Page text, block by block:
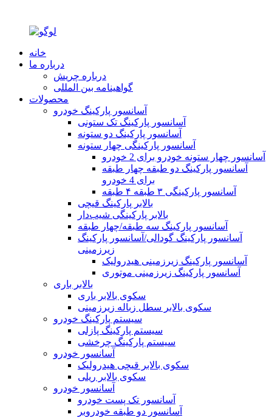
خانه
درباره ما
درباره چریش
گواهینامه بین المللی
محصولات
آسانسور پارکینگ خودرو
آسانسور پارکینگ تک ستونی
آسانسور پارکینگ دو ستونه
آسانسور پارکینگی چهار ستونه
آسانسور چهار ستونه خودرو برای 2 خودرو
آسانسور پارکینگ دو طبقه چهار طبقه
برای 4 خودرو
آسانسور پارکینگی ۳ طبقه ۴ طبقه
بالابر پارکینگ قیچی
بالابر پارکینگی شیب‌دار
آسانسور پارکینگ سه طبقه/چهار طبقه
آسانسور پارکینگ گودالی/آسانسور پارکینگ
زیرزمینی
آسانسور پارکینگ زیرزمینی هیدرولیک
آسانسور پارکینگ زیرزمینی موتوری
بالابر باری
سکوی بالابر باری
سکوی بالابر سطل زباله زیرزمینی
سیستم پارکینگ خودرو
سیستم پارکینگ پازلی
سیستم پارکینگ چرخشی
آسانسور خودرو
سکوی بالابر قیچی هیدرولیک
سکوی بالابر ریلی
آسانسور خودرو
آسانسور تک پست خودرو
آسانسور دو طبقه خودروبر